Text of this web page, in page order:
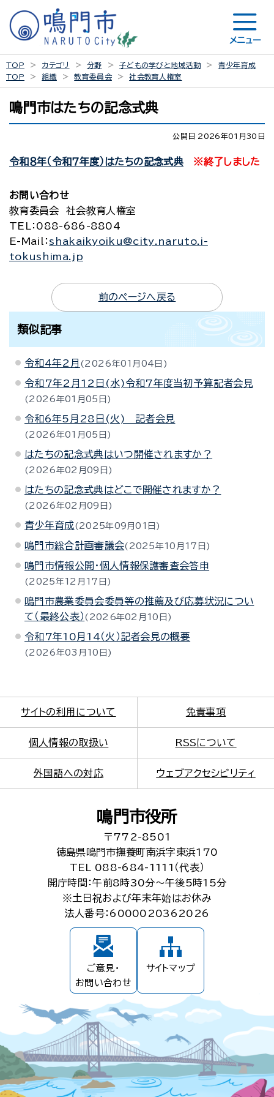
メニュー
TOP カテゴリ 分野 子どもの学びと地域活動
青少年育成
TOP
組織 教育委員会 社会教育人権室
鳴門市はたちの記念式典
公開日 2026年01月30日
令和８年（令和７年度）はたちの記念式典 ※終了しました
お問い合わせ
教育委員会 社会教育人権室
TEL
：088-686-8804
E-Mail
： shakaikyoiku@city.naruto.i-
tokushima.jp
前のページへ戻る
類似記事
令和4年2月 2026年01月04日
令和7年2月12日(水)令和7年度当初予算記者会見
2026年01月05日
令和6年5月28日(火) 記者会見
2026年01月05日
はたちの記念式典はいつ開催されますか？
2026年02月09日
はたちの記念式典はどこで開催されますか？
2026年02月09日
青少年育成 2025年09月01日
鳴門市総合計画審議会 2025年10月17日
鳴門市情報公開・個人情報保護審査会答申
2025年12月17日
鳴門市農業委員会委員等の推薦及び応募状況につい
て（最終公表）
2026年02月10日
令和7年10月14（火）記者会見の概要
2026年03月10日
サイトの利用について 免責事項
個人情報の取扱い RSSについて
外国語への対応 ウェブアクセシビリティ
鳴門市役所
〒772-8501
徳島県鳴門市撫養町南浜字東浜170
TEL 088-684-1111（代表）
開庁時間：午前8時30分～午後5時15分
※土日祝および年末年始はお休み
法人番号：6000020362026
ご意見・
お問い合わせ
サイトマップ